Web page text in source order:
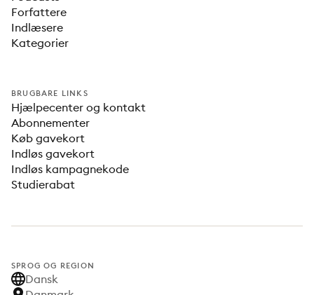
Forfattere
Indlæsere
Kategorier
BRUGBARE LINKS
Hjælpecenter og kontakt
Abonnementer
Køb gavekort
Indløs gavekort
Indløs kampagnekode
Studierabat
SPROG OG REGION
Dansk